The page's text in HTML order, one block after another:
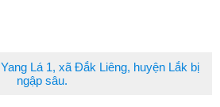
Lá 1, xã Đắk Liêng, huyện Lắk bị
ngập sâu.